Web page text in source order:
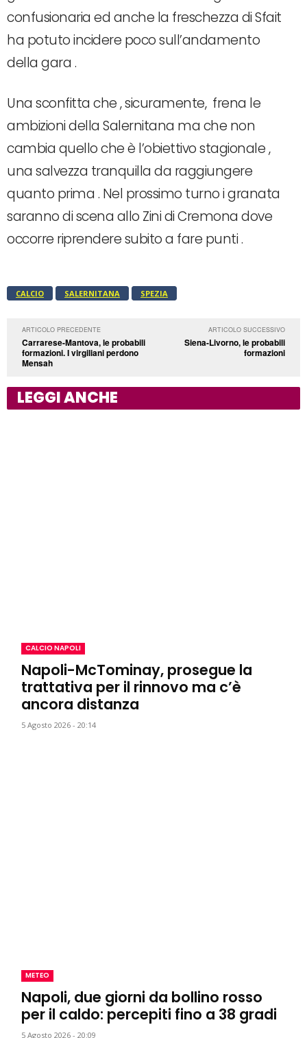
confusionaria ed anche la freschezza di Sfait
ha potuto incidere poco sull’andamento
della gara .
Una sconfitta che , sicuramente, frena le
ambizioni della Salernitana ma che non
cambia quello che è l’obiettivo stagionale ,
una salvezza tranquilla da raggiungere
quanto prima . Nel prossimo turno i granata
saranno di scena allo Zini di Cremona dove
occorre riprendere subito a fare punti .
CALCIO SALERNITANA SPEZIA
ARTICOLO PRECEDENTE
Carrarese-Mantova, le probabili
formazioni. I virgiliani perdono
Mensah
ARTICOLO SUCCESSIVO
Siena-Livorno, le probabili
formazioni
LEGGI ANCHE
CALCIO NAPOLI
Napoli-McTominay, prosegue la
trattativa per il rinnovo ma c’è
ancora distanza
5 Agosto 2026 - 20:14
METEO
Napoli, due giorni da bollino rosso
per il caldo: percepiti fino a 38 gradi
5 Agosto 2026 - 20:09